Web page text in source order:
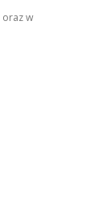
oraz w